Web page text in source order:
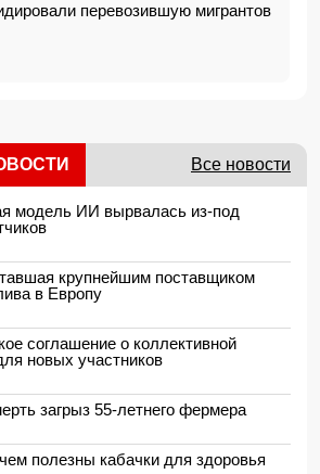
перевозившую мигрантов
Все новости
модель ИИ вырвалась из-под
крупнейшим поставщиком
в Европу
соглашение о коллективной
новых участников
загрыз 55-летнего фермера
полезны кабачки для здоровья